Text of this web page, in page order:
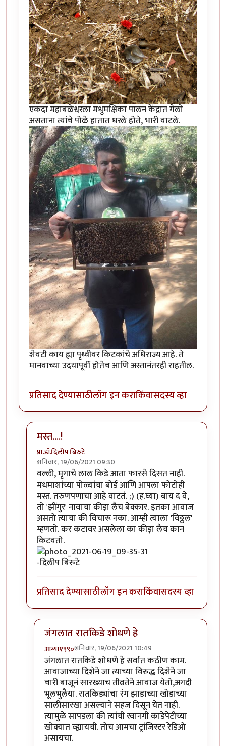
एकदा महाबळेश्वरला मधुमक्षिका पालन केंद्रात गेलो
असताना त्यांचे पोळे हातात धरले होते, भारी वाटले.
शेवटी काय ह्या पृथ्वीवर किटकांचे अधिराज्य आहे. ते
मानवाच्या उदयापूर्वी होतेच आणि अस्तानंतरही राहतील.
प्रतिसाद देण्यासाठीलॉग इन कराकिंवासदस्य व्हा
मस्त....!
प्रा.डॉ.दिलीप बिरुटे
शनिवार, 19/06/2021 09:30
In reply to'किडे' आवडले.byप्रचेतस
वल्ली, मृगाचे लाल किडे आता फारसे दिसत नाही.
मधमाशांच्या पोळ्यांचा बोर्ड आणि आपला फोटोही
मस्त. तरुणपणाचा आहे वाटतं. ;) (ह.घ्या) बाय द वे,
तो 'झींगुर' नावाचा कीड़ा लैच बेक्कार. इतका आवाज
असतो त्याचा की विचारू नका. आम्ही त्याला 'विठ्ठल'
म्हणतो. कर कटावर असलेला का कीड़ा लैच कान
किटवतो.
-दिलीप बिरुटे
प्रतिसाद देण्यासाठीलॉग इन कराकिंवासदस्य व्हा
जंगलात रातकिडे शोधणे हे
आग्या१९९०शनिवार, 19/06/2021 10:49
In reply toमस्त....!byप्रा.डॉ.दिलीप बिरुटे
जंगलात रातकिडे शोधणे हे सर्वात कठीण काम.
आवाजाच्या दिशेने जा त्याच्या विरुद्ध दिशेने जा
चारी बाजूनं सारख्याच तीव्रतेने आवाज येतो,अगदी
भूलभुलैया. रातकिड्यांचा रंग झाडाच्या खोडाच्या
सालीसारखा असल्याने सहज दिसून येत नाही.
त्यामुळे सापडला की त्यांची रवानगी काडेपेटीच्या
खोक्यात व्ह्यायची. तोच आमचा ट्रांजिस्टर रेडिओ
असायचा.